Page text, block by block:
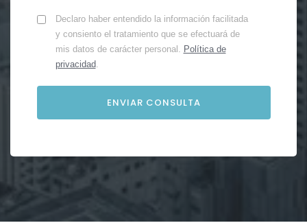
Declaro haber entendido la información facilitada
y consiento el tratamiento que se efectuará de
mis datos de carácter personal. Política de
privacidad.